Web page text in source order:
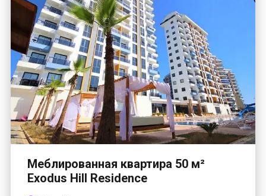
Меблированная квартира 50 м²
Exodus Hill Residence